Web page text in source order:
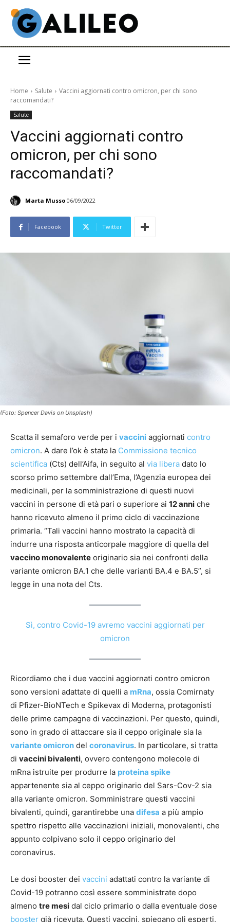
Home Salute
Vaccini aggiornati contro omicron, per chi sono
raccomandati?
Salute
Vaccini aggiornati contro
omicron, per chi sono
raccomandati?
Marta Musso 06/09/2022
Facebook Twitter
(Foto: Spencer Davis on Unsplash)
Scatta il semaforo verde per i vaccini aggiornati contro
omicron. A dare l’ok è stata la Commissione tecnico
scientifica (Cts) dell’Aifa, in seguito al via libera dato lo
scorso primo settembre dall’Ema, l’Agenzia europea dei
medicinali, per la somministrazione di questi nuovi
vaccini in persone di età pari o superiore ai 12 anni che
hanno ricevuto almeno il primo ciclo di vaccinazione
primaria. “Tali vaccini hanno mostrato la capacità di
indurre una risposta anticorpale maggiore di quella del
vaccino monovalente originario sia nei confronti della
variante omicron BA.1 che delle varianti BA.4 e BA.5”, si
legge in una nota del Cts.
Sì, contro Covid-19 avremo vaccini aggiornati per
omicron
Ricordiamo che i due vaccini aggiornati contro omicron
sono versioni adattate di quelli a mRna, ossia Comirnaty
di Pfizer-BioNTech e Spikevax di Moderna, protagonisti
delle prime campagne di vaccinazioni. Per questo, quindi,
sono in grado di attaccare sia il ceppo originale sia la
variante omicron del coronavirus. In particolare, si tratta
di vaccini bivalenti, ovvero contengono molecole di
mRna istruite per produrre la proteina spike
appartenente sia al ceppo originario del Sars-Cov-2 sia
alla variante omicron. Somministrare questi vaccini
bivalenti, quindi, garantirebbe una difesa a più ampio
spettro rispetto alle vaccinazioni iniziali, monovalenti, che
appunto colpivano solo il ceppo originario del
coronavirus.
Le dosi booster dei vaccini adattati contro la variante di
Covid-19 potranno così essere somministrate dopo
almeno tre mesi dal ciclo primario o dalla eventuale dose
booster già ricevuta. Questi vaccini, spiegano gli esperti,